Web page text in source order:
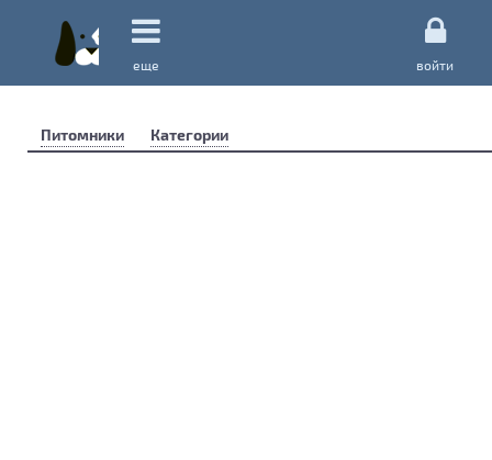
еще войти
Питомники Категории